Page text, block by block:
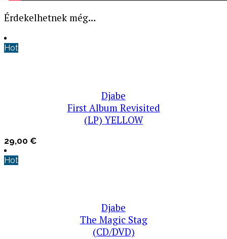
Érdekelhetnek még…
Hot
Djabe
First Album Revisited
(LP) YELLOW
29,00 €
Hot
Djabe
The Magic Stag
(CD/DVD)